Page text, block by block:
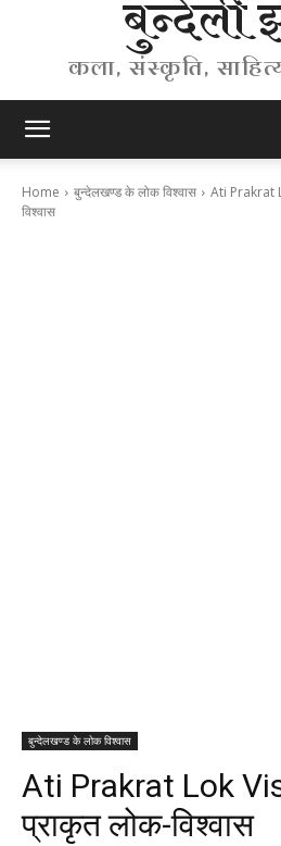
कला, संस्कृति,
Home बुन्देलखण्ड के लोक विश्वास
Ati Prakrat
विश्वास
बुन्देलखण्ड के लोक विश्वास
Ati Prakrat Lok
प्राकृत लोक-विश्वास